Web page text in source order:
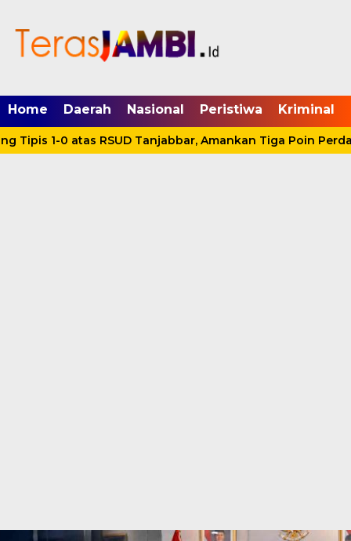
Home Daerah Nasional Peristiwa Kriminal
Tipis 1-0 atas RSUD Tanjabbar, Amankan Tiga Poin